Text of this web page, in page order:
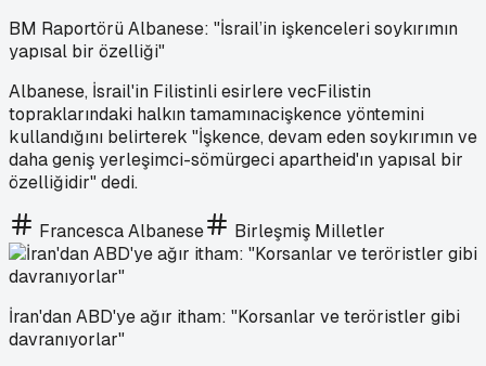
BM Raportörü Albanese: "İsrail’in işkenceleri soykırımın
yapısal bir özelliği"
Albanese, İsrail'in Filistinli esirlere vecFilistin
topraklarındaki halkın tamamınacişkence yöntemini
kullandığını belirterek "İşkence, devam eden soykırımın ve
daha geniş yerleşimci-sömürgeci apartheid'ın yapısal bir
özelliğidir" dedi.
Francesca Albanese Birleşmiş Milletler
İran'dan ABD'ye ağır itham: "Korsanlar ve teröristler gibi
davranıyorlar"